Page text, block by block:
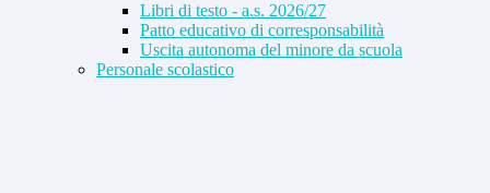
Libri di testo - a.s. 2026/27
Patto educativo di corresponsabilità
Uscita autonoma del minore da scuola
Personale scolastico